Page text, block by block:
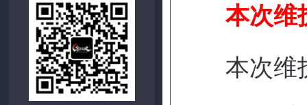
本次维
本次维